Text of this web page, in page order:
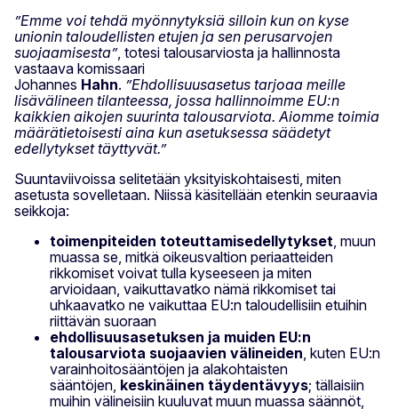
”Emme voi tehdä myönnytyksiä silloin kun on kyse
unionin taloudellisten etujen ja sen perusarvojen
suojaamisesta”, totesi talousarviosta ja hallinnosta
vastaava komissaari
Johannes Hahn. ”Ehdollisuusasetus tarjoaa meille
lisävälineen tilanteessa, jossa hallinnoimme EU:n
kaikkien aikojen suurinta talousarviota. Aiomme toimia
määrätietoisesti aina kun asetuksessa säädetyt
edellytykset täyttyvät.”
Suuntaviivoissa selitetään yksityiskohtaisesti, miten
asetusta sovelletaan. Niissä käsitellään etenkin seuraavia
seikkoja:
toimenpiteiden toteuttamisedellytykset , muun
muassa se, mitkä oikeusvaltion periaatteiden
rikkomiset voivat tulla kyseeseen ja miten
arvioidaan, vaikuttavatko nämä rikkomiset tai
uhkaavatko ne vaikuttaa EU:n taloudellisiin etuihin
riittävän suoraan
ehdollisuusasetuksen ja muiden EU:n
talousarviota suojaavien välineiden , kuten EU:n
varainhoitosääntöjen ja alakohtaisten
sääntöjen, keskinäinen täydentävyys; tällaisiin
muihin välineisiin kuuluvat muun muassa säännöt,